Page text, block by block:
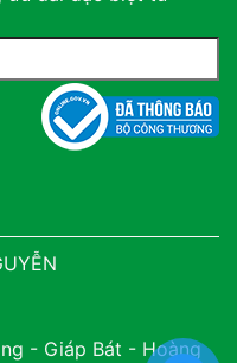
- Giáp Bát - Hoàng